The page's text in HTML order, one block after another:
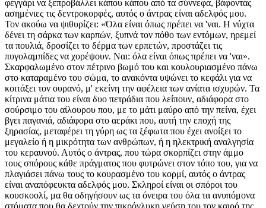
φεγγάρι να ξεπροβάλλει κάπου κάπου από τα σύννεφα, βάφοντας
ασημένιες τις δεντροκορφές, αυτός ο άντρας είναι αδελφός μου.
Τον ακούω να ψιθυρίζει: «Όλα είναι όπως πρέπει να 'ναι. Η νύχτα
δένει τη σάρκα των καρπών, ξυπνά τον πόθο των εντόμων, ηρεμεί
τα πουλιά, δροσίζει το δέρμα των ερπετών, προστάζει τις
πυγολαμπίδες να χορέψουν. Ναι: όλα είναι όπως πρέπει να 'ναι».
Σκαρφαλωμένο στον πέτρινο βωμό του και κουλουριασμένο πάνω
στο καταραμένο του σώμα, το ανακόντα υψώνει το κεφάλι για να
κοιτάξει τον ουρανό, μ' εκείνη την αφέλεια των ανίατα ισχυρών. Τα
κίτρινα μάτια του είναι δυο πετράδια που λείπουν, αδιάφορα στο
σούρσιμο του αίλουρου που, με το μάτι μαύρο από την πείνα, έχει
βγει παγανιά, αδιάφορα στο αεράκι που, αυτή την εποχή της
ξηρασίας, μεταφέρει τη γύρη ως τα ξέφωτα που έχει ανοίξει το
μεγαλείο ή η μικρότητα των ανθρώπων, ή η ηλεκτρική αναλγησία
του κεραυνού. Αυτός ο άντρας, που τώρα σκορπίζει στην άμμο
τους σπόρους κάθε πράγματος που φυτρώνει στον τόπο του, για να
πλαγιάσει πάνω τους το κουρασμένο του κορμί, αυτός ο άντρας
είναι αναπόφευκτα αδελφός μου. Σκληροί είναι οι σπόροι του
κουσκοολί, μα θα οδηγήσουν ως τα όνειρα του όλα τα ανυπόμονα